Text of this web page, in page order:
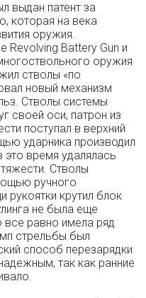
выдан патент за
которая на века
оружия.
Revolving Battery Gun и
оружия
стволы «по
новый механизм
Стволы системы
своей оси, патрон из
поступал в верхний
ударника производил
это время удалялась
Стволы
ручного
рукоятки крутил блок
не была еще
все равно имела ряд
стрельбы был
способ перезарядки
так как ранние